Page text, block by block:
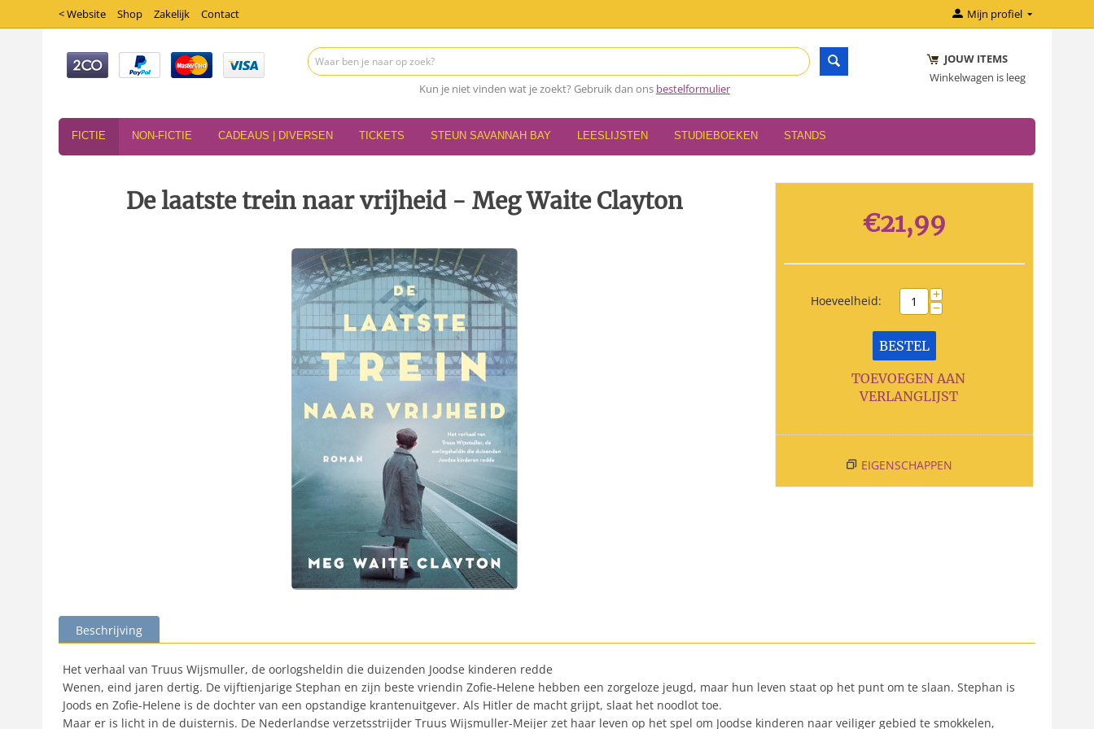
< Website Shop Zakelijk Contact Mijn profiel
Kun je niet vinden wat je zoekt? Gebruik dan ons bestelformulier
JOUW ITEMS
Winkelwagen is leeg
FICTIE NON-FICTIE CADEAUS | DIVERSEN TICKETS STEUN SAVANNAH BAY LEESLIJSTEN STUDIEBOEKEN STANDS
De laatste trein naar vrijheid - Meg Waite Clayton
€21,99
Hoeveelheid: +
−
BESTEL
TOEVOEGEN AAN
VERLANGLIJST
EIGENSCHAPPEN
Beschrijving
Het verhaal van Truus Wijsmuller, de oorlogsheldin die duizenden Joodse kinderen redde
Wenen, eind jaren dertig. De vijftienjarige Stephan en zijn beste vriendin Zofie-Helene hebben een zorgeloze jeugd, maar hun leven staat op het punt om te slaan. Stephan is
Joods en Zofie-Helene is de dochter van een opstandige krantenuitgever. Als Hitler de macht grijpt, slaat het noodlot toe.
Maar er is licht in de duisternis. De Nederlandse verzetsstrijder Truus Wijsmuller-Meijer zet haar leven op het spel om Joodse kinderen naar veiliger gebied te smokkelen,